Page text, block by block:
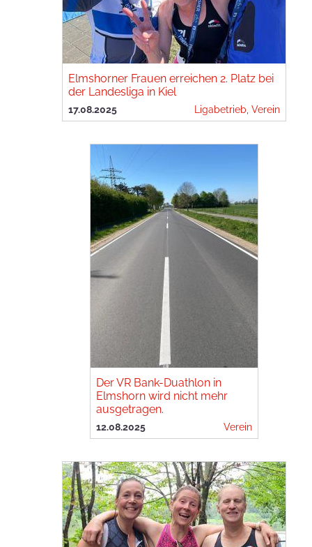
Elmshorner Frauen erreichen 2. Platz bei
der Landesliga in Kiel
17.08.2025 Ligabetrieb Verein
Der VR Bank-Duathlon in
Elmshorn wird nicht mehr
ausgetragen.
12.08.2025 Verein